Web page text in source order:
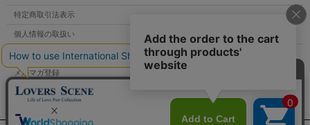
特定商取引法表示
個人情報の取扱い
サイトマップ
メルマガ登録
お問い合わせ